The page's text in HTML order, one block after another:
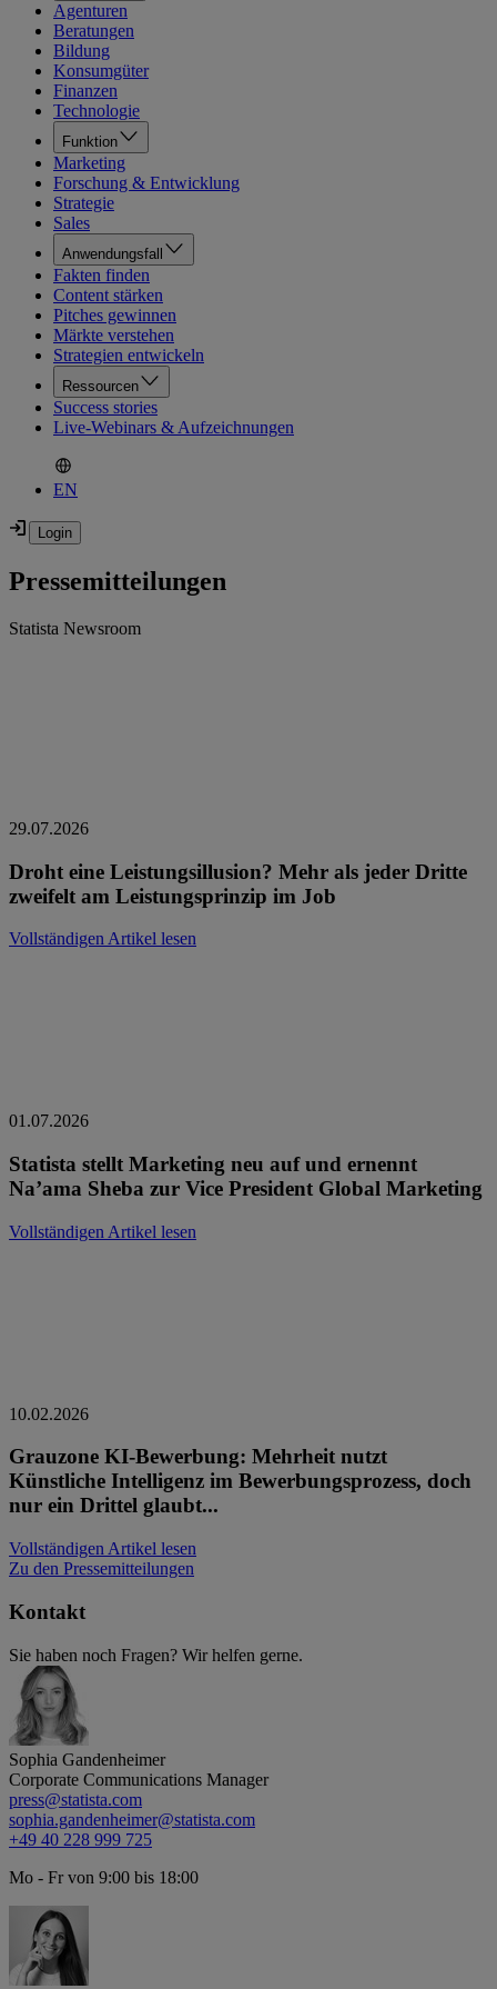
Agenturen
Beratungen
Bildung
Konsumgüter
Finanzen
Technologie
Funktion
Marketing
Forschung & Entwicklung
Strategie
Sales
Anwendungsfall
Fakten finden
Content stärken
Pitches gewinnen
Märkte verstehen
Strategien entwickeln
Ressourcen
Success stories
Live-Webinars & Aufzeichnungen
EN
Pressemitteilungen
Statista Newsroom
29.07.2026
Droht eine Leistungsillusion? Mehr als jeder Dritte
zweifelt am Leistungsprinzip im Job
Vollständigen Artikel lesen
01.07.2026
Statista stellt Marketing neu auf und ernennt
Na’ama Sheba zur Vice President Global Marketing
Vollständigen Artikel lesen
10.02.2026
Grauzone KI-Bewerbung: Mehrheit nutzt
Künstliche Intelligenz im Bewerbungsprozess, doch
nur ein Drittel glaubt...
Vollständigen Artikel lesen
Zu den Pressemitteilungen
Kontakt
Sie haben noch Fragen? Wir helfen gerne.
Sophia Gandenheimer
Corporate Communications Manager
press@statista.com
sophia.gandenheimer@statista.com
+49 40 228 999 725
Mo - Fr von 9:00 bis 18:00